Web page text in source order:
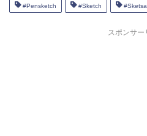
#Pensketch #Sketch #Sketsa
スポンサー